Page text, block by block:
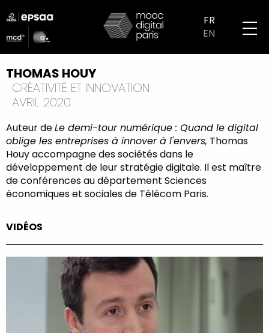
au
contenu
principal
logo
partenaires
mobile
FR
EN
THOMAS HOUY
CRÉATIVITÉ ET INNOVATION
AVRIL 2020
Auteur deLe demi-tour numérique : Quand le digital
oblige les entreprises à innover à l'envers, Thomas
Houy accompagne des sociétés dans le
développement de leur stratégie digitale. Il est maître
de conférences au département Sciences
économiques et sociales de Télécom Paris.
VIDÉOS